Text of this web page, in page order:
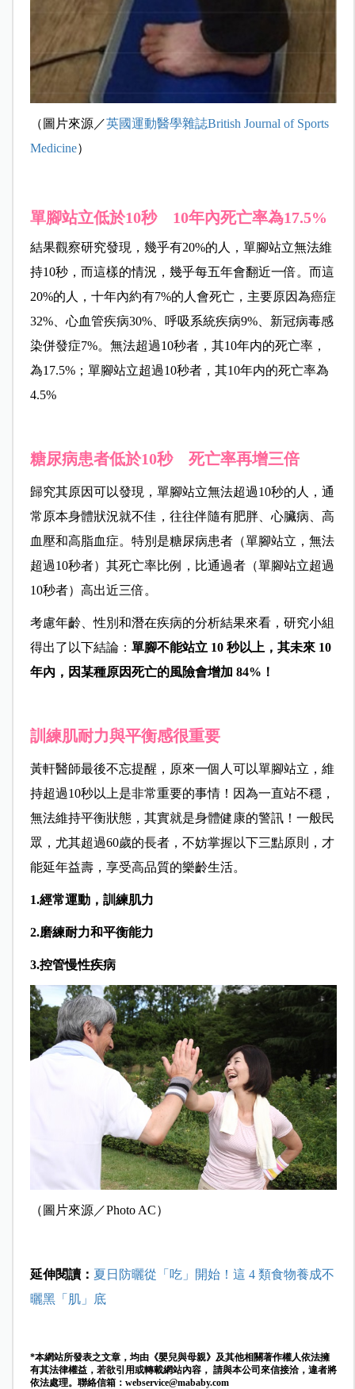
（圖片來源／英國運動醫學雜誌British Journal of Sports
Medicine）
單腳站立低於10秒 10年內死亡率為17.5%
結果觀察研究發現，幾乎有20%的人，單腳站立無法維
持10秒，而這樣的情況，幾乎每五年會翻近一倍。而這
20%的人，十年內約有7%的人會死亡，主要原因為癌症
32%、心血管疾病30%、呼吸系統疾病9%、新冠病毒感
染併發症7%。無法超過10秒者，其10年内的死亡率，
為17.5%；單腳站立超過10秒者，其10年内的死亡率為
4.5%
糖尿病患者低於10秒 死亡率再增三倍
歸究其原因可以發現，單腳站立無法超過10秒的人，通
常原本身體狀況就不佳，往往伴隨有肥胖、心臟病、高
血壓和高脂血症。特別是糖尿病患者（單腳站立，無法
超過10秒者）其死亡率比例，比通過者（單腳站立超過
10秒者）高出近三倍。
考慮年齡、性別和潛在疾病的分析結果來看，研究小組
得出了以下結論： 單腳不能站立 10 秒以上，其未來 10
年內，因某種原因死亡的風險會增加 84%！
訓練肌耐力與平衡感很重要
黃軒醫師最後不忘提醒，原來一個人可以單腳站立，維
持超過10秒以上是非常重要的事情！因為一直站不穩，
無法維持平衡狀態，其實就是身體健康的警訊！一般民
眾，尤其超過60歲的長者，不妨掌握以下三點原則，才
能延年益壽，享受高品質的樂齡生活。
1.經常運動，訓練肌力
2.磨練耐力和平衡能力
3.控管慢性疾病
（圖片來源／Photo AC）
延伸閱讀： 夏日防曬從「吃」開始！這 4 類食物養成不
曬黑「肌」底
*本網站所發表之文章，均由《嬰兒與母親》及其他相關著作權人依法擁
有其法律權益，若欲引用或轉載網站內容， 請與本公司來信接洽，違者將
依法處理。聯絡信箱： webservice@mababy.com